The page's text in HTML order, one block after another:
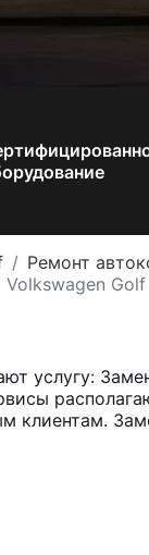
Ремонт
Golf
услугу:
клиентам.